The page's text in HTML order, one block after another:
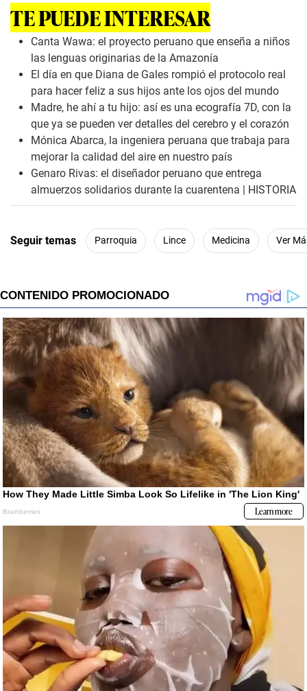
TE PUEDE INTERESAR
Canta Wawa: el proyecto peruano que enseña a niños
las lenguas originarias de la Amazonía
El día en que Diana de Gales rompió el protocolo real
para hacer feliz a sus hijos ante los ojos del mundo
Madre, he ahí a tu hijo: así es una ecografía 7D, con la
que ya se pueden ver detalles del cerebro y el corazón
Mónica Abarca, la ingeniera peruana que trabaja para
mejorar la calidad del aire en nuestro país
Genaro Rivas: el diseñador peruano que entrega
almuerzos solidarios durante la cuarentena | HISTORIA
Seguir temas Parroquia Lince Medicina Ver